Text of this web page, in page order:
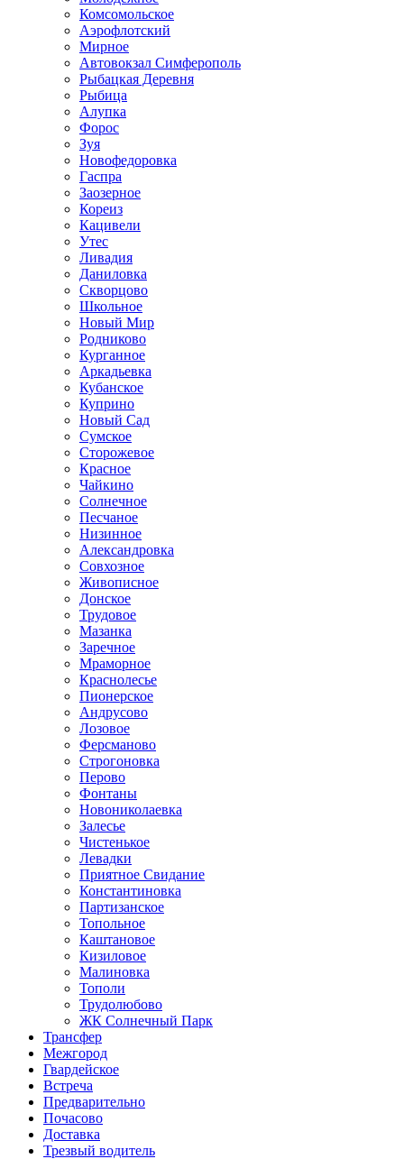
Комсомольское
Аэрофлотский
Мирное
Автовокзал Симферополь
Рыбацкая Деревня
Рыбица
Алупка
Форос
Зуя
Новофедоровка
Гаспра
Заозерное
Кореиз
Кацивели
Утес
Ливадия
Даниловка
Скворцово
Школьное
Новый Мир
Родниково
Курганное
Аркадьевка
Кубанское
Куприно
Новый Сад
Сумское
Сторожевое
Красное
Чайкино
Солнечное
Песчаное
Низинное
Александровка
Совхозное
Живописное
Донское
Трудовое
Мазанка
Заречное
Мраморное
Краснолесье
Пионерское
Андрусово
Лозовое
Ферсманово
Строгоновка
Перово
Фонтаны
Новониколаевка
Залесье
Чистенькое
Левадки
Приятное Свидание
Константиновка
Партизанское
Топольное
Каштановое
Кизиловое
Малиновка
Тополи
Трудолюбово
ЖК Солнечный Парк
Трансфер
Межгород
Гвардейское
Встреча
Предварительно
Почасово
Доставка
Трезвый водитель